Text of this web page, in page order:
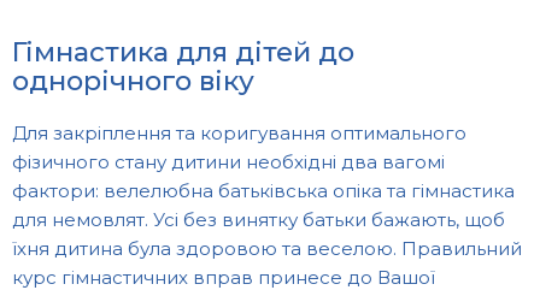
Гімнастика для дітей до
однорічного віку
Для закріплення та коригування оптимального
фізичного стану дитини необхідні два вагомі
фактори: велелюбна батьківська опіка та гімнастика
для немовлят. Усі без винятку батьки бажають, щоб
їхня дитина була здоровою та веселою. Правильний
курс гімнастичних вправ принесе до Вашої